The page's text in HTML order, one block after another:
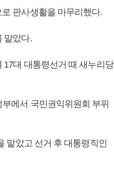
판사생활을 마무리했다.
맡았다.
대 대통령선거 때 새누리당
에서 국민권익위원회 부위
맡았고 선거 후 대통령직인